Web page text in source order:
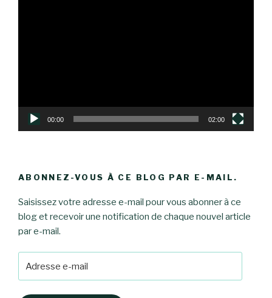
00:00 02:00
ABONNEZ-VOUS À CE BLOG PAR E-MAIL.
Saisissez votre adresse e-mail pour vous abonner à ce
blog et recevoir une notification de chaque nouvel article
par e-mail.